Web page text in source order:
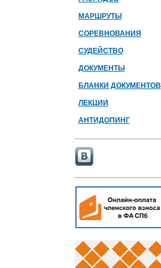
МАРШРУТЫ
СОРЕВНОВАНИЯ
СУДЕЙСТВО
ДОКУМЕНТЫ
БЛАНКИ ДОКУМЕНТОВ
ЛЕКЦИИ
АНТИДОПИНГ